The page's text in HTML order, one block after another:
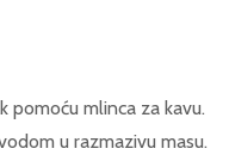
pomoću mlinca za kavu.
u razmazivu masu.